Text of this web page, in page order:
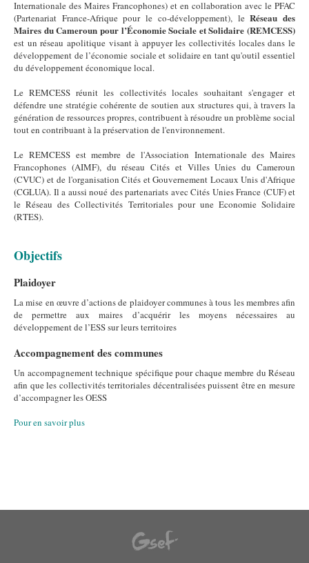
Internationale des Maires Francophones) et en collaboration avec le PFAC
(Partenariat France-Afrique pour le co-développement), leRéseau des
Maires du Cameroun pour l’Économie Sociale et Solidaire (REMCESS)
est un réseau apolitique visant à appuyer les collectivités locales dans le
développement de l’économie sociale et solidaire en tant qu'outil essentiel
du développement économique local.
Le REMCESS réunit les collectivités locales souhaitant s'engager et
défendre une stratégie cohérente de soutien aux structures qui, à travers la
génération de ressources propres, contribuent à résoudre un problème social
tout en contribuant à la préservation de l'environnement.
Le REMCESS est membre de l'Association Internationale des Maires
Francophones (AIMF), du réseau Cités et Villes Unies du Cameroun
(CVUC) et de l'organisation Cités et Gouvernement Locaux Unis d'Afrique
(CGLUA). Il a aussi noué des partenariats avec Cités Unies France (CUF) et
le Réseau des Collectivités Territoriales pour une Economie Solidaire
(RTES).
Objectifs
Plaidoyer
La mise en œuvre d’actions de plaidoyer communes à tous les membres afin
de permettre aux maires d’acquérir les moyens nécessaires au
développement de l’ESS sur leurs territoires
Accompagnement des communes
Un accompagnement technique spécifique pour chaque membre du Réseau
afin que les collectivités territoriales décentralisées puissent être en mesure
d’accompagner les OESS
Pour en savoir plus